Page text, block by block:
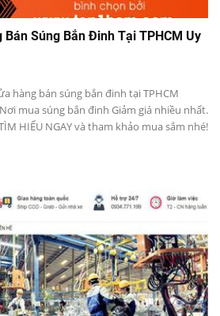
Súng Bắn Đinh Tại TPHCM Uy
hàng bán súng bắn đinh tại TPHCM
mua súng bắn đinh Giảm giá nhiều nhất.
HIỂU NGAY và tham khảo mua sắm nhé!